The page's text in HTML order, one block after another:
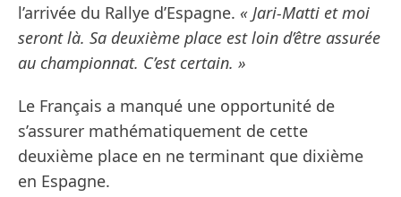
l’arrivée du Rallye d’Espagne. « Jari-Matti et moi
seront là. Sa deuxième place est loin d’être assurée
au championnat. C’est certain. »
Le Français a manqué une opportunité de
s’assurer mathématiquement de cette
deuxième place en ne terminant que dixième
en Espagne.